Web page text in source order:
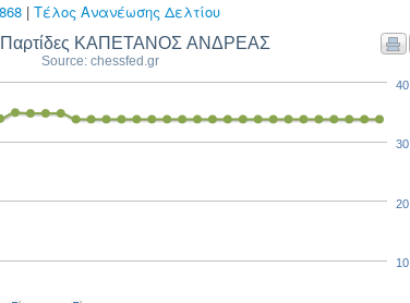
| Τέλος Ανανέωσης Δελτίου
Παρτίδες ΚΑΠΕΤΑΝΟΣ ΑΝΔΡΕΑΣ
Source: chessfed.gr
10
20
30
40